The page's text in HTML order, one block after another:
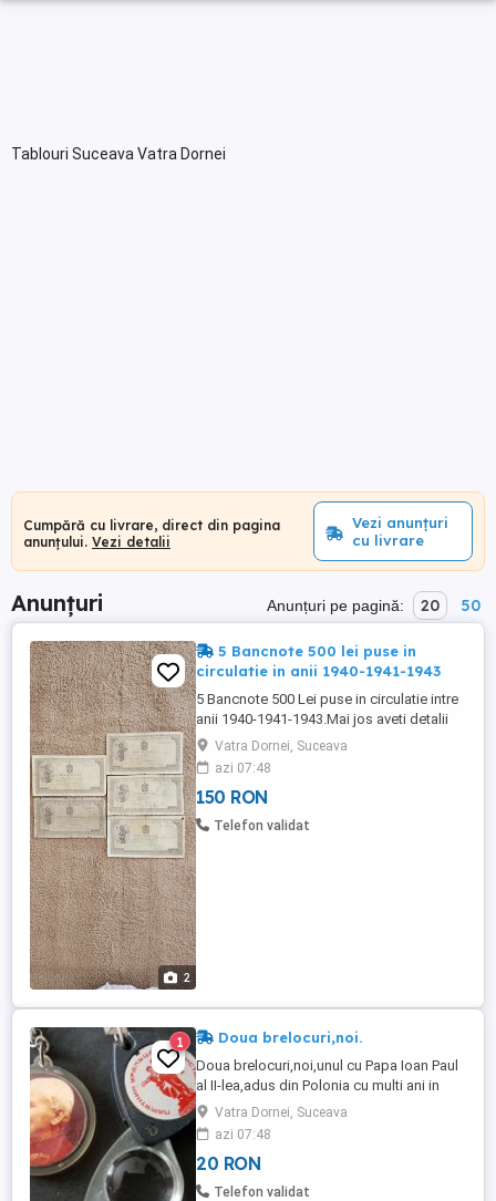
Tablouri Suceava Vatra Dornei
Cumpără cu livrare, direct din pagina
anunțului. Vezi detalii
Vezi anunțuri
cu livrare
Anunțuri Anunțuri pe pagină: 20 50
2
5 Bancnote 500 lei puse in
circulatie in anii 1940-1941-1943
5 Bancnote 500 Lei puse in circulatie intre
anii 1940-1941-1943.Mai jos aveti detalii
despre fiecare bancnota in parte: -1
noiembrie 1940- 2buc. -22 iulie 1941-
2buc. -26 ianuarie 1943- 1buc. Starea lor
se poate vedea in poze.Pret pentru
toate=150 lei.La bucata pretul va creste in
Vatra Dornei, Suceava
azi 07:48
150 RON
Telefon validat
1 Doua brelocuri,noi.
Doua brelocuri,noi,unul cu Papa Ioan Paul
al II-lea,adus din Polonia cu multi ani in
urma si celalalt adus din fosta URSS si
are o lupa in interior.Si acesta este foarte
vechi.Se vede in poze cum arata
deschis.Pret=20 lei ambele+taxele
postale. Plata se face in avans in contul
Vatra Dornei, Suceava
azi 07:48
20 RON
Telefon validat